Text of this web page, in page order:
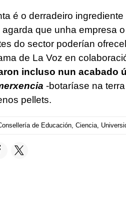
é o derradeiro
agarda que unha empresa
do sector poderían
de La Voz en
incluso nun acabado
-botaríase na
pellets.
de Educación, Ciencia,